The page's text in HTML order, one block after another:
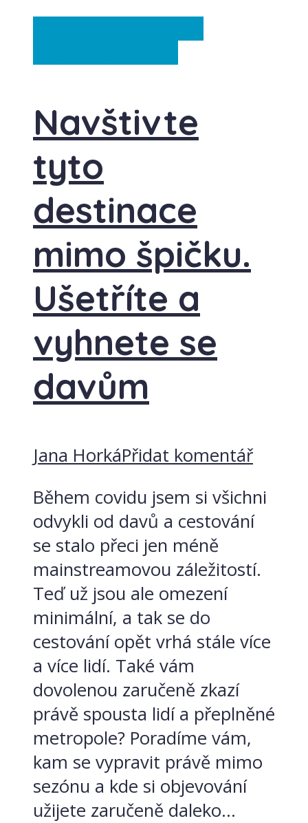
Navštivte
tyto
destinace
mimo špičku.
Ušetříte a
vyhnete se
davům
Jana HorkáPřidat komentář
Během covidu jsem si všichni
odvykli od davů a cestování
se stalo přeci jen méně
mainstreamovou záležitostí.
Teď už jsou ale omezení
minimální, a tak se do
cestování opět vrhá stále více
a více lidí. Také vám
dovolenou zaručeně zkazí
právě spousta lidí a přeplněné
metropole? Poradíme vám,
kam se vypravit právě mimo
sezónu a kde si objevování
užijete zaručeně daleko...